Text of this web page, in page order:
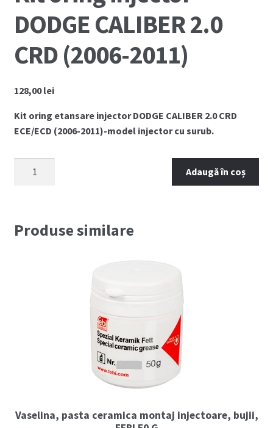
DODGE CALIBER 2.0
CRD (2006-2011)
128,00lei
Kit oring etansare injector DODGE CALIBER 2.0 CRD
ECE/ECD (2006-2011)-model injector cu surub.
DODGE
Adaugă în coș
Produse similare
Vaselina, pasta ceramica montaj injectoare, bujii,